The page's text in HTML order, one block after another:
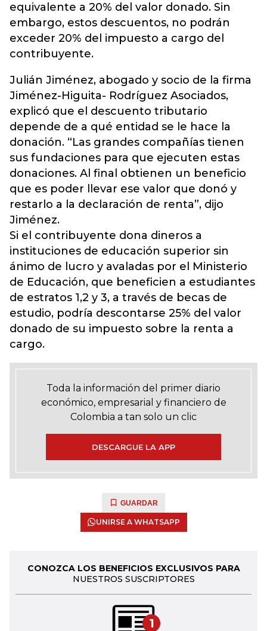
equivalente a 20% del valor donado. Sin
embargo, estos descuentos, no podrán
exceder 20% del impuesto a cargo del
contribuyente.
Julián Jiménez, abogado y socio de la firma
Jiménez-Higuita- Rodríguez Asociados,
explicó que el descuento tributario
depende de a qué entidad se le hace la
donación. “Las grandes compañías tienen
sus fundaciones para que ejecuten estas
donaciones. Al final obtienen un beneficio
que es poder llevar ese valor que donó y
restarlo a la declaración de renta”, dijo
Jiménez.
Si el contribuyente dona dineros a
instituciones de educación superior sin
ánimo de lucro y avaladas por el Ministerio
de Educación, que beneficien a estudiantes
de estratos 1,2 y 3, a través de becas de
estudio, podría descontarse 25% del valor
donado de su impuesto sobre la renta a
cargo.
Toda la información del primer diario
económico, empresarial y financiero de
Colombia a tan solo un clic
DESCARGUE LA APP
GUARDAR
UNIRSE A WHATSAPP
CONOZCA LOS BENEFICIOS EXCLUSIVOS PARA
NUESTROS SUSCRIPTORES
1